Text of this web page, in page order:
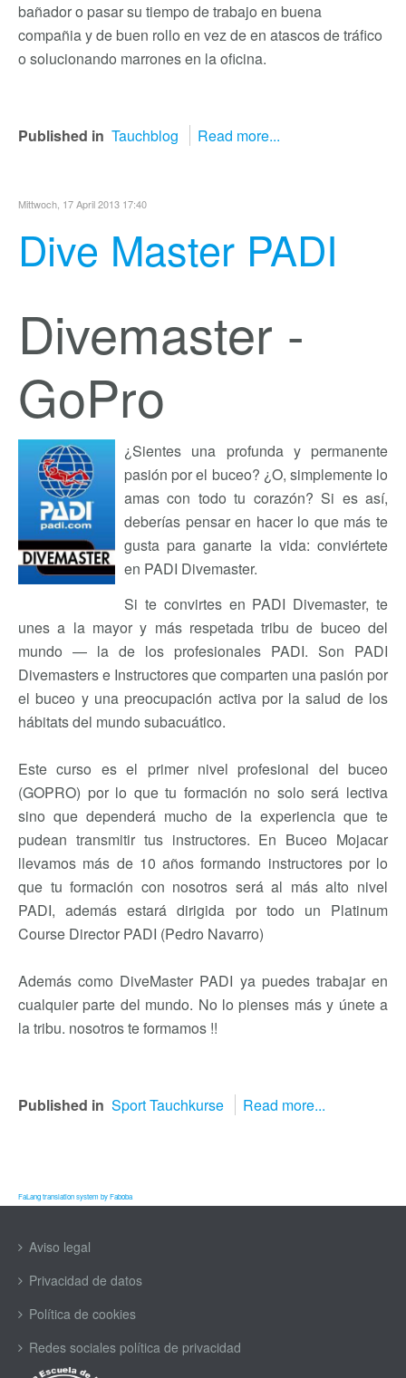
bañador o pasar su tiempo de trabajo en buena
compañia y de buen rollo en vez de en atascos de tráfico
o solucionando marrones en la oficina.
Published in Tauchblog Read more...
Mittwoch, 17 April 2013 17:40
Dive Master PADI
Divemaster -
GoPro
¿Sientes una profunda y permanente
pasión por el buceo? ¿O, simplemente lo
amas con todo tu corazón? Si es así,
deberías pensar en hacer lo que más te
gusta para ganarte la vida: conviértete
en PADI Divemaster.
Si te convirtes en PADI Divemaster, te
unes a la mayor y más respetada tribu de buceo del
mundo — la de los profesionales PADI. Son PADI
Divemasters e Instructores que comparten una pasión por
el buceo y una preocupación activa por la salud de los
hábitats del mundo subacuático.
Este curso es el primer nivel profesional del buceo
(GOPRO) por lo que tu formación no solo será lectiva
sino que dependerá mucho de la experiencia que te
pudean transmitir tus instructores. En Buceo Mojacar
llevamos más de 10 años formando instructores por lo
que tu formación con nosotros será al más alto nivel
PADI, además estará dirigida por todo un Platinum
Course Director PADI (Pedro Navarro)
Además como DiveMaster PADI ya puedes trabajar en
cualquier parte del mundo. No lo pienses más y únete a
la tribu. nosotros te formamos !!
Published in Sport Tauchkurse Read more...
FaLang translation system by Faboba
Aviso legal
Privacidad de datos
Política de cookies
Redes sociales política de privacidad